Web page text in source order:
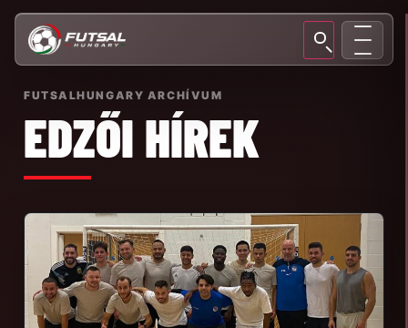
FUTSALHUNGARY ARCHÍVUM
EDZŐI HÍREK